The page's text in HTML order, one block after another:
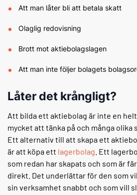
Att man låter bli att betala skatt
Olaglig redovisning
Brott mot aktiebolagslagen
Att man inte följer bolagets
Låter det krångligt?
Att bilda ett aktiebolag är inte en
mycket att tänka på och många olika
Ett alternativ till att skapa ett
är att köpa ett lagerbolag . Ett
som redan har skapats och som är
direkt. Det underlättar för den som
sin verksamhet snabbt och som vill